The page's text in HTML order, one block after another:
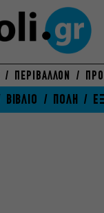
ΠΕΡΙΒΑΛΛΟΝ
ΒΙΒΛΙΟ ΠΟΛΗ